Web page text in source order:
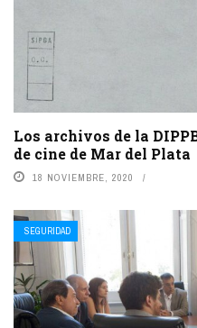
Los archivos de la
de cine de Mar del Plata
18 NOVIEMBRE, 2020
SEGURIDAD